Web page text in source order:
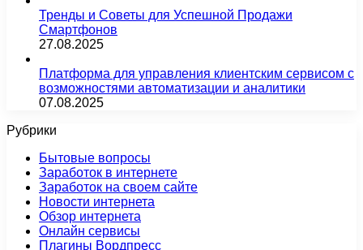
Тренды и Советы для Успешной Продажи
Смартфонов
27.08.2025
Платформа для управления клиентским сервисом с
возможностями автоматизации и аналитики
07.08.2025
Рубрики
Бытовые вопросы
Заработок в интернете
Заработок на своем сайте
Новости интернета
Обзор интернета
Онлайн сервисы
Плагины Вордпресс